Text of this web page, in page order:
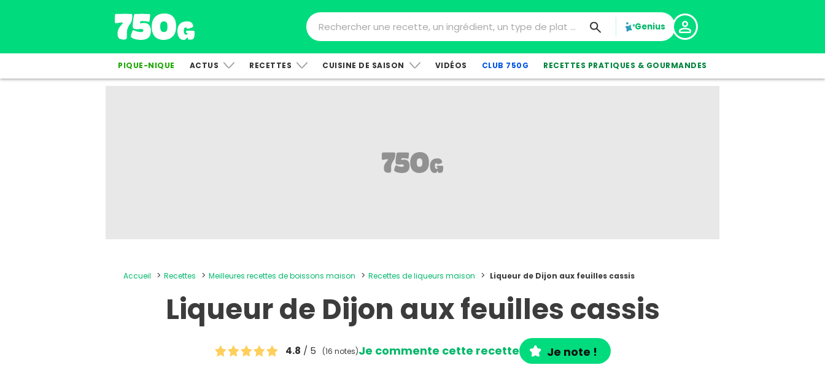
Genius
PIQUE-NIQUE ACTUS RECETTES CUISINE DE SAISON VIDÉOS CLUB 750G RECETTES PRATIQUES & GOURMANDES
Accueil Recettes Meilleures recettes de boissons maison Recettes de liqueurs maison Liqueur de Dijon aux feuilles cassis
Liqueur de Dijon aux feuilles cassis
4.8 / 5 (16 notes)Je commente cette recette Je note !